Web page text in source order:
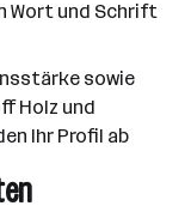
Wort und Schrift
sowie
Holz und
Ihr Profil ab